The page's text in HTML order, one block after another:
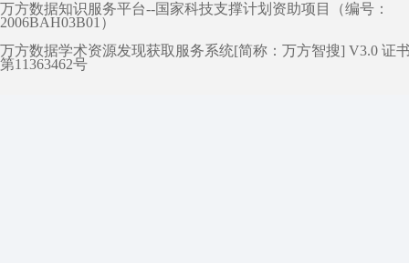
万方数据知识服务平台--国家科技支撑计划资助项目（编号：
2006BAH03B01）
万方数据学术资源发现获取服务系统[简称：万方智搜] V3.0 证
第11363462号